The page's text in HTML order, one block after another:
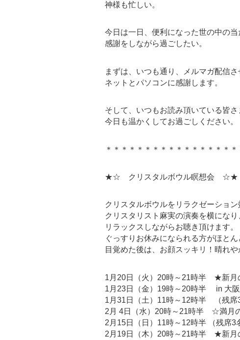
神様も忙しい。
今日は一日、便利になった世の中の
感謝をしながら過ごしたい。
まずは、いつも通り、メルマガ配信さ
ネットとパソコンに感謝します。
そして、いつもお読み頂いている皆さ
今日も温かくしてお過ごしください。
＊＊＊＊＊＊＊＊＊＊＊＊＊＊＊＊＊
★☆ クリスタルボウル瞑想会 ☆★
クリスタルボウルをリラクゼーション
クリスタリスト麻実の演奏を横になり
リラックスしながらお聴き頂けます。
ぐっすりお休みになられる方がほとん
目覚めた後は、お顔スッキリ！晴れや
1月20日（火）20時～21時半 ★新月
1月23日（金）19時～20時半 in 大阪
1月31日（土）11時～12時半 （残席3
2月 4日（水）20時～21時半 ☆満月
2月15日（日）11時～12時半 （残席3
2月19日（木）20時～21時半 ★新月